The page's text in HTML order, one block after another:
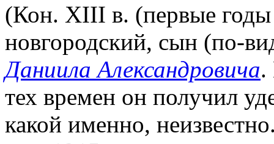
(Кон. XIII в. (первые
новгородский, сын (по-
Даниила Александровича.
тех времен он получил
какой именно,